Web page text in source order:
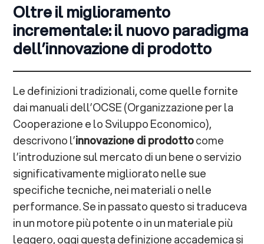
Oltre il miglioramento
incrementale: il nuovo paradigma
dell’innovazione di prodotto
Le definizioni tradizionali, come quelle fornite
dai manuali dell’OCSE (Organizzazione per la
Cooperazione e lo Sviluppo Economico),
descrivono l’innovazione di prodottocome
l’introduzione sul mercato di un bene o servizio
significativamente migliorato nelle sue
specifiche tecniche, nei materiali o nelle
performance. Se in passato questo si traduceva
in un motore più potente o in un materiale più
leggero, oggi questa definizione accademica si